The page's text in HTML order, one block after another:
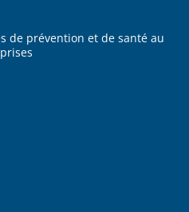
de prévention et de santé au